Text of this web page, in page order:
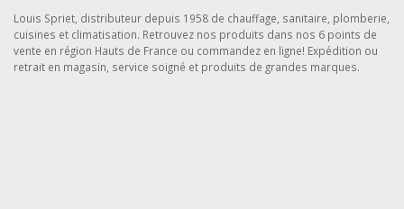
Louis Spriet, distributeur depuis 1958 de chauffage, sanitaire, plomberie,
cuisines et climatisation. Retrouvez nos produits dans nos 6 points de
vente en région Hauts de France ou commandez en ligne! Expédition ou
retrait en magasin, service soigné et produits de grandes marques.